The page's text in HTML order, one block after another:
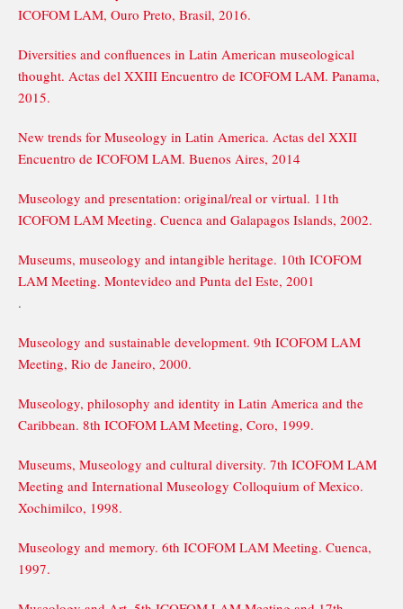
ICOFOM LAM, Ouro Preto, Brasil, 2016.
Diversities and confluences in Latin American museological
thought. Actas del XXIII Encuentro de ICOFOM LAM. Panama,
2015.
New trends for Museology in Latin America. Actas del XXII
Encuentro de ICOFOM LAM. Buenos Aires, 2014
Museology and presentation: original/real or virtual. 11th
ICOFOM LAM Meeting. Cuenca and Galapagos Islands, 2002.
Museums, museology and intangible heritage. 10th ICOFOM
LAM Meeting. Montevideo and Punta del Este, 2001
.
Museology and sustainable development. 9th ICOFOM LAM
Meeting, Rio de Janeiro, 2000.
Museology, philosophy and identity in Latin America and the
Caribbean. 8th ICOFOM LAM Meeting, Coro, 1999.
Museums, Museology and cultural diversity. 7th ICOFOM LAM
Meeting and International Museology Colloquium of Mexico.
Xochimilco, 1998.
Museology and memory. 6th ICOFOM LAM Meeting. Cuenca,
1997.